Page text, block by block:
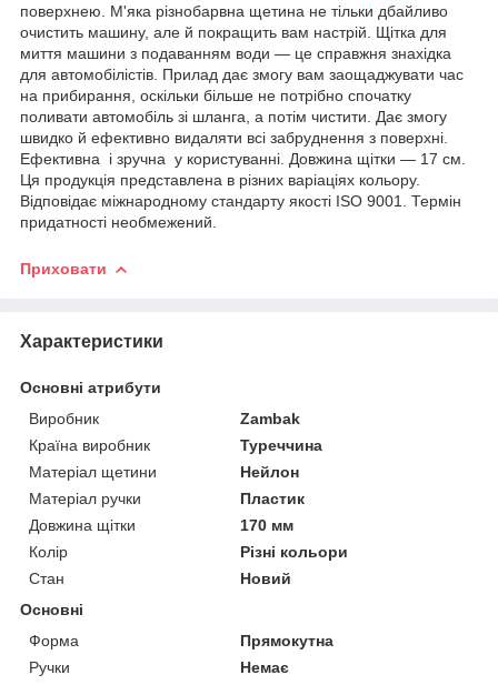
поверхнею. М'яка різнобарвна щетина не тільки дбайливо
очистить машину, але й покращить вам настрій. Щітка для
миття машини з подаванням води — це справжня знахідка
для автомобілістів. Прилад дає змогу вам заощаджувати час
на прибирання, оскільки більше не потрібно спочатку
поливати автомобіль зі шланга, а потім чистити. Дає змогу
швидко й ефективно видаляти всі забруднення з поверхні.
Ефективна і зручна у користуванні. Довжина щітки — 17 см.
Ця продукція представлена в різних варіаціях кольору.
Відповідає міжнародному стандарту якості ISO 9001. Термін
придатності необмежений.
Приховати
Характеристики
Основні атрибути
Виробник
Zambak
Країна виробник
Туреччина
Матеріал щетини
Нейлон
Матеріал ручки
Пластик
Довжина щітки
170 мм
Колір
Різні кольори
Стан
Новий
Основні
Форма
Прямокутна
Ручки
Немає